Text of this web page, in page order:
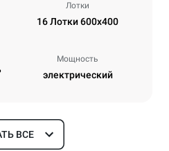
Лотки
16 Лотки 600x400
Мощность
электрический
ВСЕ